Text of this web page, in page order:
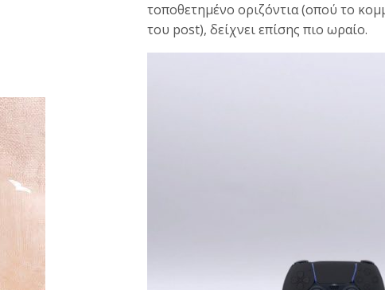
τοποθετημένο οριζόντια (οπού το
του post), δείχνει επίσης πιο ωραίο.